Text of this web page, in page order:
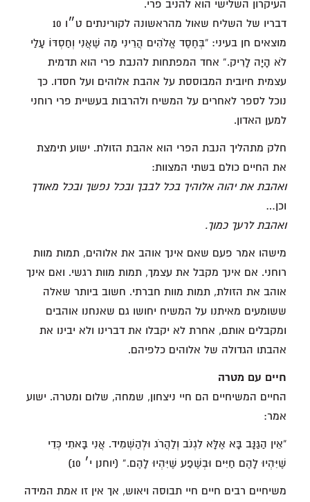
העיקרון השלישי הוא להניב פרי.
דבריו של השליח שאול מהראשונה לקורינתים ט״ו 10
מוצאים חן בעיני: “בְּחֶסֶד אֱלֹהִים הֲרֵינִי מַה שֶּׁאֲנִי וְחַסְדּוֹ עָלַי
לֹא הָיָה לָרִיק.” אחד המפתחות להנבת פרי הוא תדמית
עצמית חיובית המבוססת על אהבת אלוהים ועל חסדו. כך
נוכל לספר לאחרים על המשיח ולהרבות בעשיית פרי רוחני
למען האדון.
חלק מתהליך הנבת הפרי הוא אהבת הזולת. ישוע תימצת
את החיים כולם בשתי המצוות:
ואהבת את יהוה אלוהיך בכל לבבך ובכל נפשך ובכל מאודך
וכן…
ואהבת לרעך כמוך.
מישהו אמר פעם שאם אינך אוהב את אלוהים, תמות מוות
רוחני. אם אינך מקבל את עצמך, תמות מוות רגשי. ואם אינך
אוהב את הזולת, תמות מוות חברתי. חשוב ביותר שאלה
ששומעים מאיתנו על המשיח יחושו גם שאנחנו אוהבים
ומקבלים אותם, אחרת לא יקבלו את דברינו ולא יבינו את
אהבתו הגדולה של אלוהים כלפיהם.
חיים עם מטרה
החיים המשיחיים הם חיי ניצחון, שמחה, שלום ומטרה. ישוע
אמר:
“אֵין הַגַּנָּב בָּא אֶלָּא לִגְנֹב וְלַהֲרֹג וּלְהַשְׁמִיד. אֲנִי בָּאתִי כְּדֵי
שֶׁיִּהְיוּ לָהֶם חַיִּים וּבְשֶׁפַע שֶׁיִּהְיוּ לָהֶם.” (יוחנן י׳ 10)
משיחיים רבים חיים חיי תבוסה ויאוש, אך אין זו אמת המידה